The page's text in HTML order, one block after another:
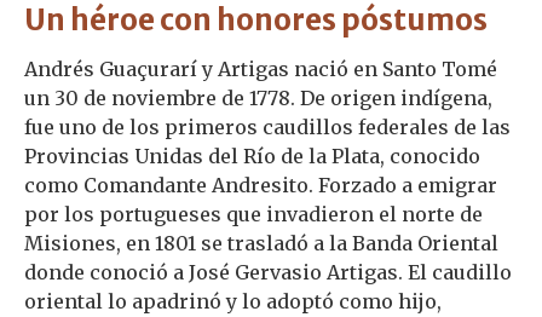
Un héroe con honores póstumos
Andrés Guaçurarí y Artigas nació en Santo Tomé
un 30 de noviembre de 1778. De origen indígena,
fue uno de los primeros caudillos federales de las
Provincias Unidas del Río de la Plata, conocido
como Comandante Andresito. Forzado a emigrar
por los portugueses que invadieron el norte de
Misiones, en 1801 se trasladó a la Banda Oriental
donde conoció a José Gervasio Artigas. El caudillo
oriental lo apadrinó y lo adoptó como hijo,